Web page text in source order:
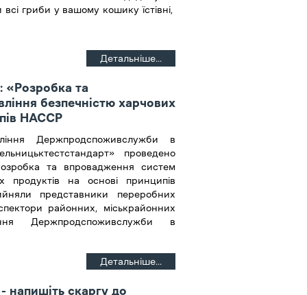
гриби у вашому кошику їстівні,
Детальніше...
«Розробка та
безпечністю харчових
НАССР
Держпродспоживслужби в
проведено
та впровадження систем
продуктів на основі принципів
представники переробних
районних, міськрайонних
Держпродспоживслужби в
Детальніше...
напишіть скаргу до